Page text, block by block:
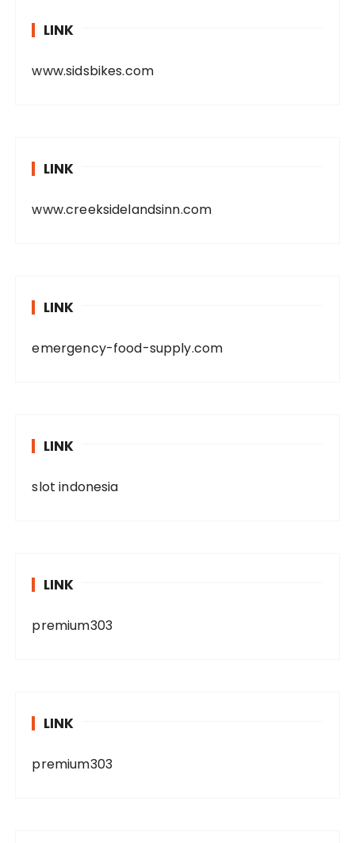
LINK
www.sidsbikes.com
LINK
www.creeksidelandsinn.com
LINK
emergency-food-supply.com
LINK
slot indonesia
LINK
premium303
LINK
premium303